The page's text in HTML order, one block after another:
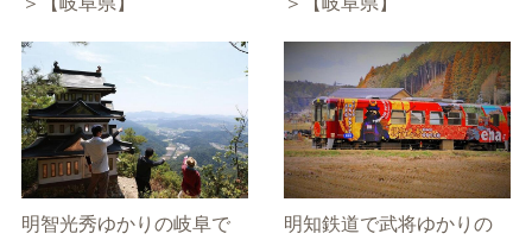
明智光秀ゆかりの岐阜で
明知鉄道で武将ゆかりの